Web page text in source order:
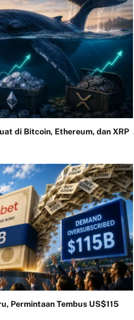
di Bitcoin, Ethereum, dan XRP
Permintaan Tembus US$115